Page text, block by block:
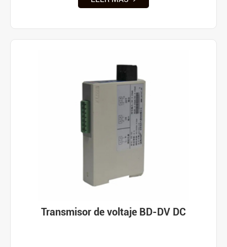
Transmisor de voltaje BD-DV DC